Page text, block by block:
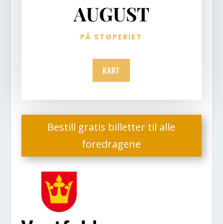
AUGUST
PÅ STØPERIET
KART
Bestill gratis billetter til alle
foredragene